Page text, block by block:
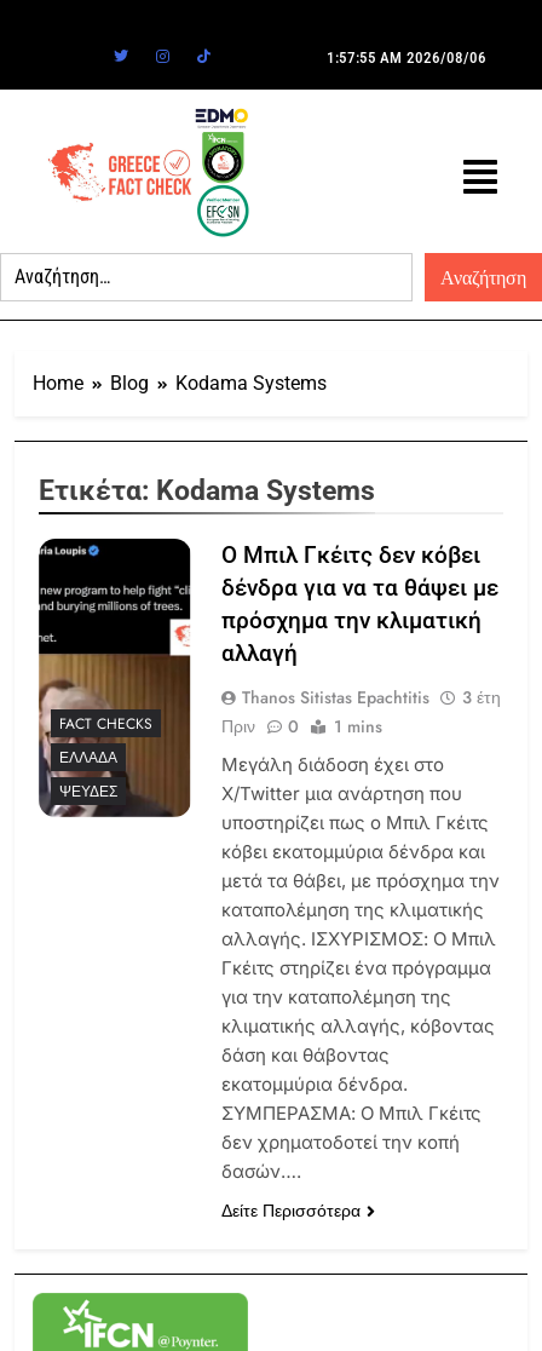
1:57:55 AM 2026/08/06
Home Blog Kodama Systems
Ετικέτα: Kodama Systems
FACT CHECKS
ΕΛΛΆΔΑ
ΨΕΥΔΈΣ
Ο Μπιλ Γκέιτς δεν κόβει
δένδρα για να τα θάψει με
πρόσχημα την κλιματική
αλλαγή
Thanos Sitistas Epachtitis
3 έτη
Πριν
0 1 mins
Μεγάλη διάδοση έχει στο
X/Twitter μια ανάρτηση που
υποστηρίζει πως ο Μπιλ Γκέιτς
κόβει εκατομμύρια δένδρα και
μετά τα θάβει, με πρόσχημα την
καταπολέμηση της κλιματικής
αλλαγής. ΙΣΧΥΡΙΣΜΟΣ: Ο Μπιλ
Γκέιτς στηρίζει ένα πρόγραμμα
για την καταπολέμηση της
κλιματικής αλλαγής, κόβοντας
δάση και θάβοντας
εκατομμύρια δένδρα.
ΣΥΜΠΕΡΑΣΜΑ: Ο Μπιλ Γκέιτς
δεν χρηματοδοτεί την κοπή
δασών….
Δείτε Περισσότερα